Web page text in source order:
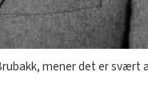
mener det er